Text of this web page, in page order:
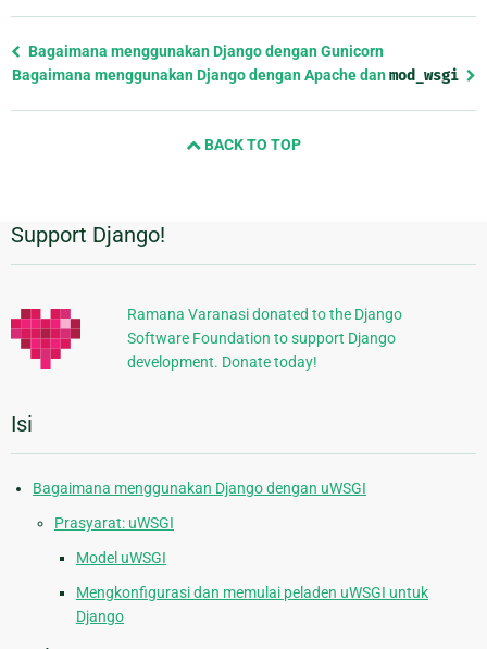
Previous
page
Bagaimana menggunakan Django dengan Gunicorn
Bagaimana menggunakan Django dengan Apache danmod_wsgi
BACK TO TOP
Informasi
Tambahan
Support Django!
Ramana Varanasi donated to the Django
Software Foundation to support Django
development. Donate today!
Isi
Bagaimana menggunakan Django dengan uWSGI
Prasyarat: uWSGI
Model uWSGI
Mengkonfigurasi dan memulai peladen uWSGI untuk
Django